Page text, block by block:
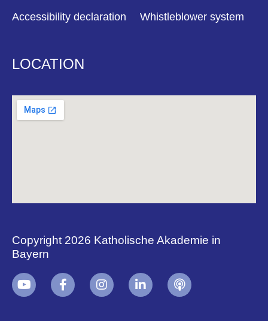
Accessibility declaration Whistleblower system
LOCATION
Copyright 2026 Katholische Akademie in
Bayern